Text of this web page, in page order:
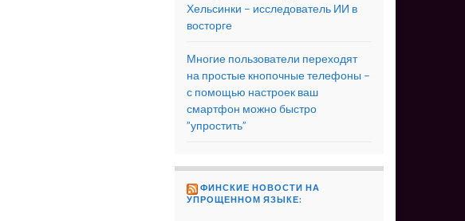
Хельсинки – исследователь ИИ в
восторге
Многие пользователи переходят
на простые кнопочные телефоны –
с помощью настроек ваш
смартфон можно быстро
”упростить”
ФИНСКИЕ НОВОСТИ НА
УПРОЩЕННОМ ЯЗЫКЕ: